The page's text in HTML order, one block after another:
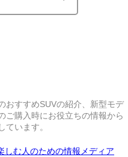
おすすめSUVの紹介、新型モデ
ご購入時にお役立ちの情報から
います。
しむ人のための情報メディア